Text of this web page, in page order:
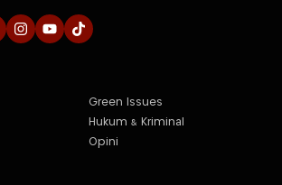
Green Issues
Hukum & Kriminal
Opini